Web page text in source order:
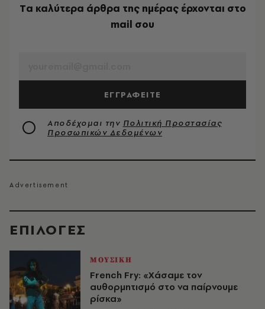
EΠΙΛΟΓΈΣ
ΜΟΥΣΙΚΗ
French Fry: «Χάσαμε τον
αυθορμητισμό στο να παίρνουμε
ρίσκα»
Tα καλύτερα άρθρα της ημέρας έρχονται στο
mail σου
ΕΓΓΡΑΦΕΙΤΕ
Αποδέχομαι την Πολιτική Προστασίας
Προσωπικών Δεδομένων